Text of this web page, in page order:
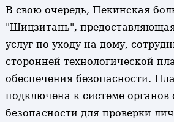
В свою очередь, Пекинская
"Шицзитань",
услуг по уходу на дому,
сторонней технологической
обеспечения безопасности.
подключена к системе органов
безопасности для проверки